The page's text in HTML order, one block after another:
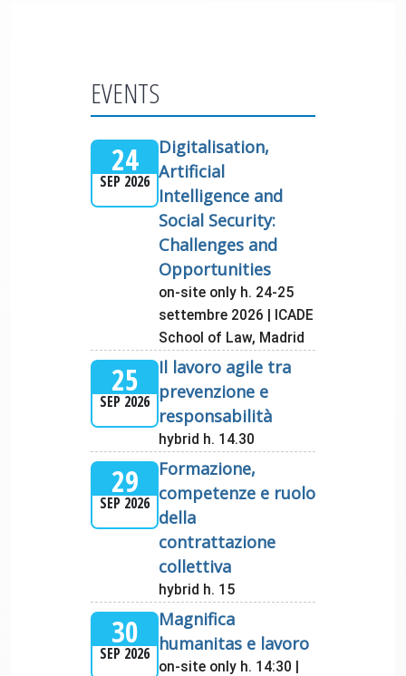
EVENTS
24
SEP 2026
Digitalisation,
Artificial
Intelligence and
Social Security:
Challenges and
Opportunities
on-site only h. 24-25
settembre 2026 | ICADE
School of Law, Madrid
25
SEP 2026
Il lavoro agile tra
prevenzione e
responsabilità
hybrid h. 14.30
29
SEP 2026
Formazione,
competenze e ruolo
della
contrattazione
collettiva
hybrid h. 15
30
SEP 2026
Magnifica
humanitas e lavoro
on-site only h. 14:30 |